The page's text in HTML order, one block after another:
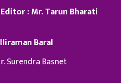
: Mr. Tarun Bharati
Baral
Surendra Basnet